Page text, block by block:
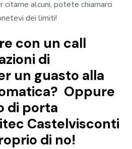
citarne alcuni, potete chiamarci
dei limiti!
con un call
di
un guasto alla
Oppure
di porta
Castelvisconti
di no!